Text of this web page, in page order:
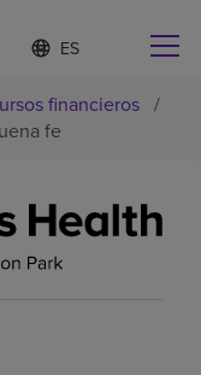
Lista
de
idiomas
contraída
d
o
m
e
c
financieros /
fe